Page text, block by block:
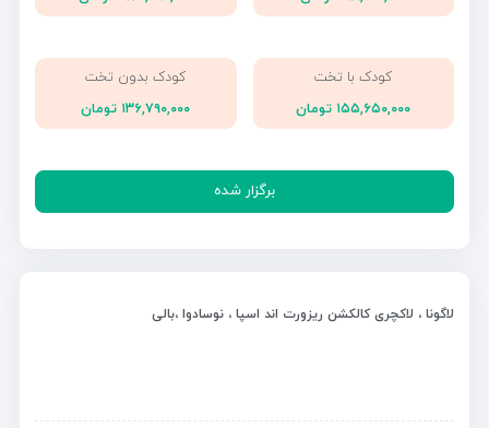
کودک با تخت
۱۵۵,۶۵۰,۰۰۰ تومان
کودک بدون تخت
۱۳۶,۷۹۰,۰۰۰ تومان
برگزار شده
لاگونا ، لاکچری کالکشن ریزورت اند اسپا ، نوسادوا ،بالی